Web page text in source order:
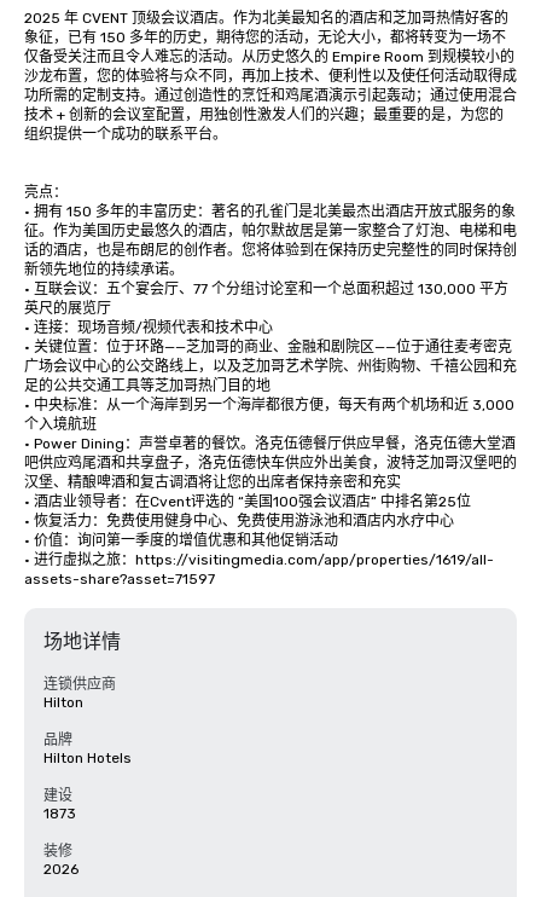
2025 年 CVENT 顶级会议酒店。作为北美最知名的酒店和芝加哥热情好客的
象征，已有 150 多年的历史，期待您的活动，无论大小，都将转变为一场不
仅备受关注而且令人难忘的活动。从历史悠久的 Empire Room 到规模较小的
沙龙布置，您的体验将与众不同，再加上技术、便利性以及使任何活动取得成
功所需的定制支持。通过创造性的烹饪和鸡尾酒演示引起轰动；通过使用混合
技术 + 创新的会议室配置，用独创性激发人们的兴趣；最重要的是，为您的
组织提供一个成功的联系平台。
亮点：
• 拥有 150 多年的丰富历史：著名的孔雀门是北美最杰出酒店开放式服务的象
征。作为美国历史最悠久的酒店，帕尔默故居是第一家整合了灯泡、电梯和电
话的酒店，也是布朗尼的创作者。您将体验到在保持历史完整性的同时保持创
新领先地位的持续承诺。
• 互联会议：五个宴会厅、77 个分组讨论室和一个总面积超过 130,000 平方
英尺的展览厅
• 连接：现场音频/视频代表和技术中心
• 关键位置：位于环路——芝加哥的商业、金融和剧院区——位于通往麦考密克
广场会议中心的公交路线上，以及芝加哥艺术学院、州街购物、千禧公园和充
足的公共交通工具等芝加哥热门目的地
• 中央标准：从一个海岸到另一个海岸都很方便，每天有两个机场和近 3,000
个入境航班
• Power Dining：声誉卓著的餐饮。洛克伍德餐厅供应早餐，洛克伍德大堂酒
吧供应鸡尾酒和共享盘子，洛克伍德快车供应外出美食，波特芝加哥汉堡吧的
汉堡、精酿啤酒和复古调酒将让您的出席者保持亲密和充实
• 酒店业领导者：在Cvent评选的 “美国100强会议酒店” 中排名第25位
• 恢复活力：免费使用健身中心、免费使用游泳池和酒店内水疗中心
• 价值：询问第一季度的增值优惠和其他促销活动
• 进行虚拟之旅：https://visitingmedia.com/app/properties/1619/all-
assets-share?asset=71597
场地详情
连锁供应商
Hilton
品牌
Hilton Hotels
建设
1873
装修
2026